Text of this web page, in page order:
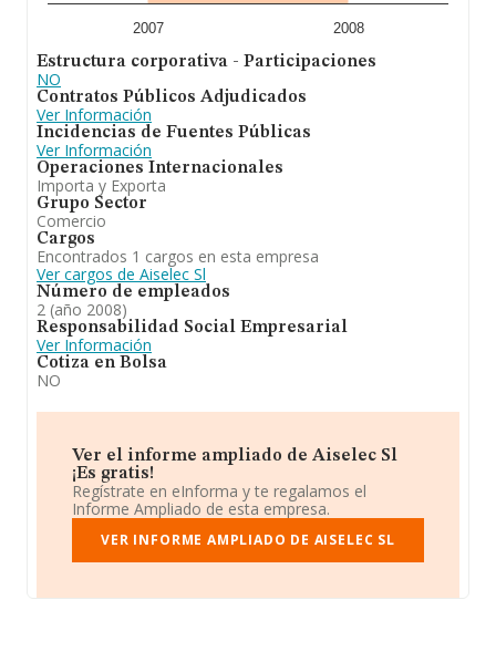
significativa respecto al (2007).
2007 2008
Estructura corporativa - Participaciones
NO
Contratos Públicos Adjudicados
Ver Información
Incidencias de Fuentes Públicas
Ver Información
Operaciones Internacionales
Importa y Exporta
Grupo Sector
Comercio
Cargos
Encontrados 1 cargos en esta empresa
Ver cargos de Aiselec Sl
Número de empleados
2 (año 2008)
Responsabilidad Social Empresarial
Ver Información
Cotiza en Bolsa
NO
Ver el informe ampliado de Aiselec Sl
¡Es gratis!
Regístrate en eInforma y te regalamos el
Informe Ampliado de esta empresa.
VER INFORME AMPLIADO DE AISELEC SL